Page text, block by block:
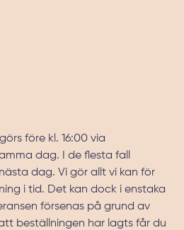
före kl. 16:00 via
dag. I de flesta fall
dag. Vi gör allt vi kan för
i tid. Det kan dock i enstaka
försenas på grund av
beställningen har lagts får du